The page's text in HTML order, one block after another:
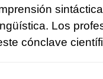
Los
cónclave